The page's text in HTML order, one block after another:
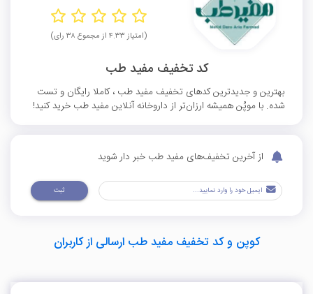
(امتیاز ۴.۳۳ از مجموع ۳۸ رای)
کد تخفیف مفید طب
بهترین و جدیدترین کدهای تخفیف مفید طب ، کاملا رایگان و تست
شده. با موپُن همیشه ارزان‌تر از داروخانه آنلاین مفید طب خرید کنید!
از آخرین تخفیف‌های مفید طب خبر دار شوید
ثبت
کوپن و کد تخفیف مفید طب ارسالی از کاربران